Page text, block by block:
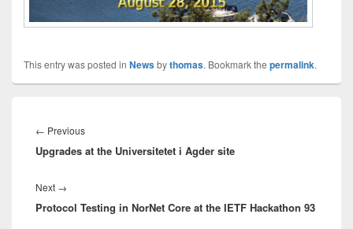
This entry was posted in Newsbythomas. Bookmark the permalink.
← PreviousPrevious
post:
Upgrades at the Universitetet i Agder site
Next →
post:
Protocol Testing in NorNet Core at the IETF Hackathon 93